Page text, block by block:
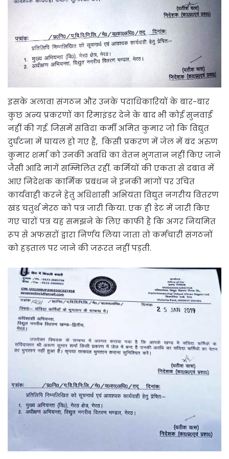
इसके अलावा संगठन और उनके पदाधिकारियों के बार-बार
कुछ अन्य प्रकरणों का रिमाइंडर देने के बाद भी कोई सुनवाई
नहीं की गई. जिसमें संविदा कर्मी अमित कुमार जो कि विद्युत
दुर्घटना में घायल हो गए हैं, किसी प्रकरण में जेल में बंद अरुण
कुमार शर्मा को उनकी अवधि का वेतन भुगतान नहीं किए जाने
जैसी आदि मांगें सम्मिलित रहीं. कर्मियों की एकता से दबाव में
आए निदेशक कार्मिक प्रबंधन ने इनकी मांगों पर उचित
कार्यवाही करने हेतु अधिशासी अभियंता विद्युत नगरीय वितरण
खंड चतुर्थ मेरठ को पत्र जारी किया. एक ही डेट में जारी किए
गए चारों पत्र यह समझने के लिए काफी है कि अगर नियमित
रूप से अफसरों द्वारा निर्णय लिया जाता तो कर्मचारी संगठनों
को हड़ताल पर जाने की जरूरत नहीं पड़ती.